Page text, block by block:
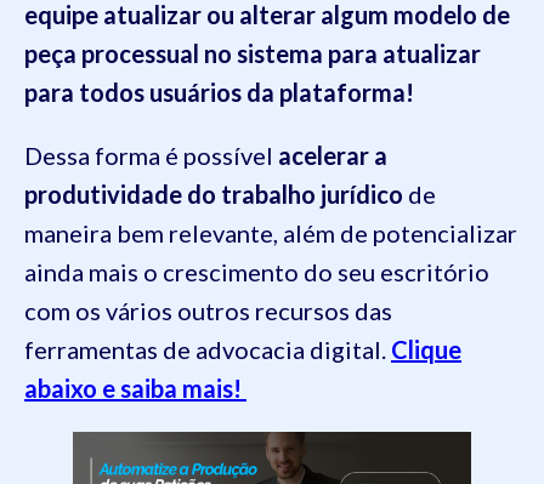
equipe atualizar ou alterar algum modelo de
peça processual no sistema para atualizar
para todos usuários da plataforma!
Dessa forma é possível acelerar a
produtividade do trabalho jurídico de
maneira bem relevante, além de potencializar
ainda mais o crescimento do seu escritório
com os vários outros recursos das
ferramentas de advocacia digital. Clique
abaixo e saiba mais!